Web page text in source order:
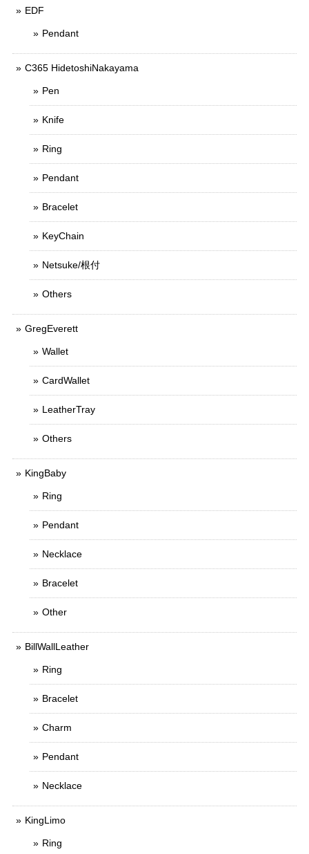
EDF
Pendant
C365 HidetoshiNakayama
Pen
Knife
Ring
Pendant
Bracelet
KeyChain
Netsuke/根付
Others
GregEverett
Wallet
CardWallet
LeatherTray
Others
KingBaby
Ring
Pendant
Necklace
Bracelet
Other
BillWallLeather
Ring
Bracelet
Charm
Pendant
Necklace
KingLimo
Ring